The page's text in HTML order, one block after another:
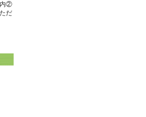
内②
だ